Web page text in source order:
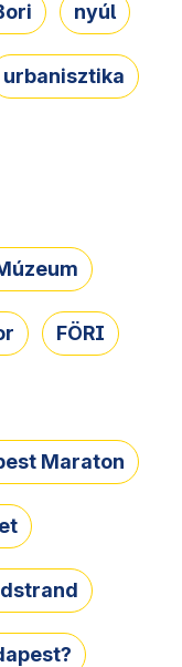
nyúl
urbanisztika
FÖRI
Maraton